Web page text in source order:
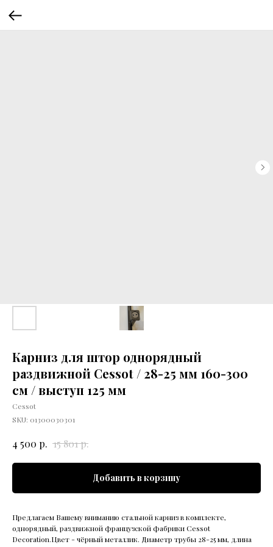
Карниз для штор однорядный
раздвижной Cessot / 28-25 мм 160-300
см / выступ 125 мм
Cessot
SKU: 01300030301
4 500 р. 15 801р.
Добавить в корзину
Предлагаем Вашему вниманию стальной карниз в комплекте,
однорядный, раздвижной французской фабрики Cessot
Decoration.Цвет - чёрный металлик. Диаметр трубы 28-25 мм, длина